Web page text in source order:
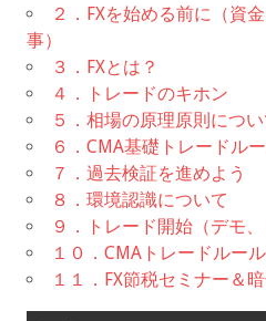
２．FXを始める前に（資
事）
３．FXとは？
４．トレードのキホン
５．相場の原理原則につい
６．CMA基礎トレードル
７．過去検証を進めよう
８．環境認識について
９．トレード開始（デモ、
１０．CMAトレードルー
１１．FX節税セミナー＆